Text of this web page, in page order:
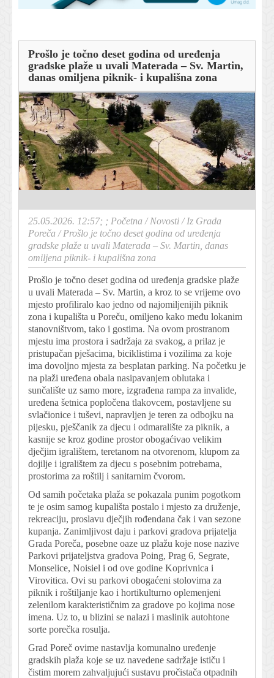
Prošlo je točno deset godina od uređenja
gradske plaže u uvali Materada – Sv. Martin,
danas omiljena piknik- i kupališna zona
25.05.2026. 12:57; ; Početna /Novosti /Iz Grada
Poreča /Prošlo je točno deset godina od uređenja
gradske plaže u uvali Materada – Sv. Martin, danas
omiljena piknik- i kupališna zona
Prošlo je točno deset godina od uređenja gradske plaže
u uvali Materada – Sv. Martin, a kroz to se vrijeme ovo
mjesto profiliralo kao jedno od najomiljenijih piknik
zona i kupališta u Poreču, omiljeno kako među lokanim
stanovništvom, tako i gostima. Na ovom prostranom
mjestu ima prostora i sadržaja za svakog, a prilaz je
pristupačan pješacima, biciklistima i vozilima za koje
ima dovoljno mjesta za besplatan parking. Na početku je
na plaži uređena obala nasipavanjem oblutaka i
sunčalište uz samo more, izgrađena rampa za invalide,
uređena šetnica popločena tlakovcem, postavljene su
svlačionice i tuševi, napravljen je teren za odbojku na
pijesku, pješčanik za djecu i odmaralište za piknik, a
kasnije se kroz godine prostor obogaćivao velikim
dječjim igralištem, teretanom na otvorenom, klupom za
dojilje i igralištem za djecu s posebnim potrebama,
prostorima za roštilj i sanitarnim čvorom.
Od samih početaka plaža se pokazala punim pogotkom
te je osim samog kupališta postalo i mjesto za druženje,
rekreaciju, proslavu dječjih rođendana čak i van sezone
kupanja. Zanimljivost daju i parkovi gradova prijatelja
Grada Poreča, posebne oaze uz plažu koje nose nazive
Parkovi prijateljstva gradova Poing, Prag 6, Segrate,
Monselice, Noisiel i od ove godine Koprivnica i
Virovitica. Ovi su parkovi obogaćeni stolovima za
piknik i roštiljanje kao i hortikulturno oplemenjeni
zelenilom karakterističnim za gradove po kojima nose
imena. Uz to, u blizini se nalazi i maslinik autohtone
sorte porečka rosulja.
Grad Poreč ovime nastavlja komunalno uređenje
gradskih plaža koje se uz navedene sadržaje ističu i
čistim morem zahvaljujući sustavu pročistača otpadnih